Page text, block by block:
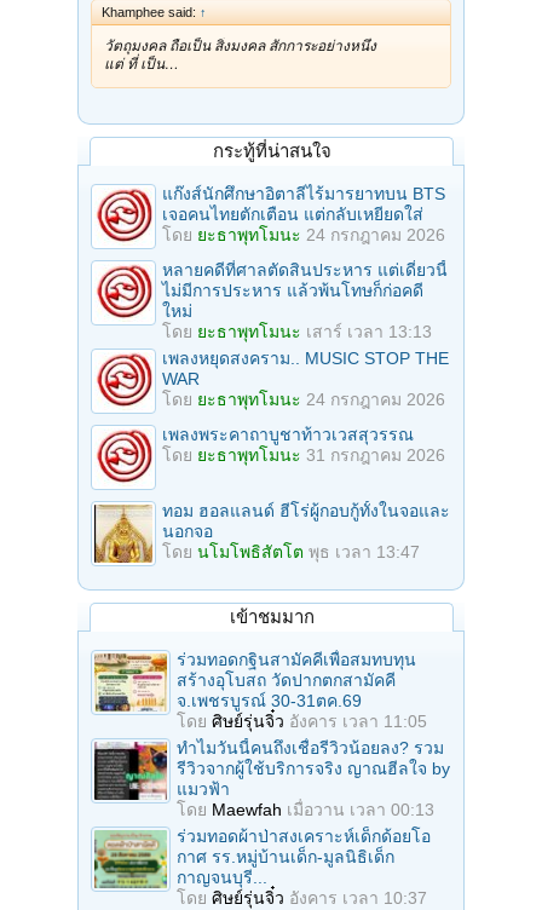
Khamphee said: ↑
วัตถุมงคล ถือเป็น สิ่งมงคล สักการะอย่างหนึ่ง
แต่ ที่ เป็น…
กระทู้ที่น่าสนใจ
แก๊งส์นักศึกษาอิตาลีไร้มารยาทบน BTS
เจอคนไทยตักเตือน แต่กลับเหยียดใส่
โดย ยะธาพุทโมนะ 24 กรกฎาคม 2026
หลายคดีที่ศาลตัดสินประหาร แต่เดี๋ยวนี้
ไม่มีการประหาร แล้วพ้นโทษก็ก่อคดี
ใหม่
โดย ยะธาพุทโมนะ เสาร์ เวลา 13:13
เพลงหยุดสงคราม.. MUSIC STOP THE
WAR
โดย ยะธาพุทโมนะ 24 กรกฎาคม 2026
เพลงพระคาถาบูชาท้าวเวสสุวรรณ
โดย ยะธาพุทโมนะ 31 กรกฎาคม 2026
ทอม ฮอลแลนด์ ฮีโร่ผู้กอบกู้ทั้งในจอและ
นอกจอ
โดย นโมโพธิสัตโต พุธ เวลา 13:47
เข้าชมมาก
ร่วมทอดกฐินสามัคคีเพื่อสมทบทุน
สร้างอุโบสถ วัดปากตกสามัคคี
จ.เพชรบูรณ์ 30-31ตค.69
โดย ศิษย์รุ่นจิ๋ว อังคาร เวลา 11:05
ทำไมวันนี้คนถึงเชื่อรีวิวน้อยลง? รวม
รีวิวจากผู้ใช้บริการจริง ญาณฮีลใจ by
แมวฟ้า
โดย Maewfah เมื่อวาน เวลา 00:13
ร่วมทอดผ้าป่าสงเคราะห์เด็กด้อยโอ
กาศ รร.หมู่บ้านเด็ก-มูลนิธิเด็ก
กาญจนบุรี...
โดย ศิษย์รุ่นจิ๋ว อังคาร เวลา 10:37